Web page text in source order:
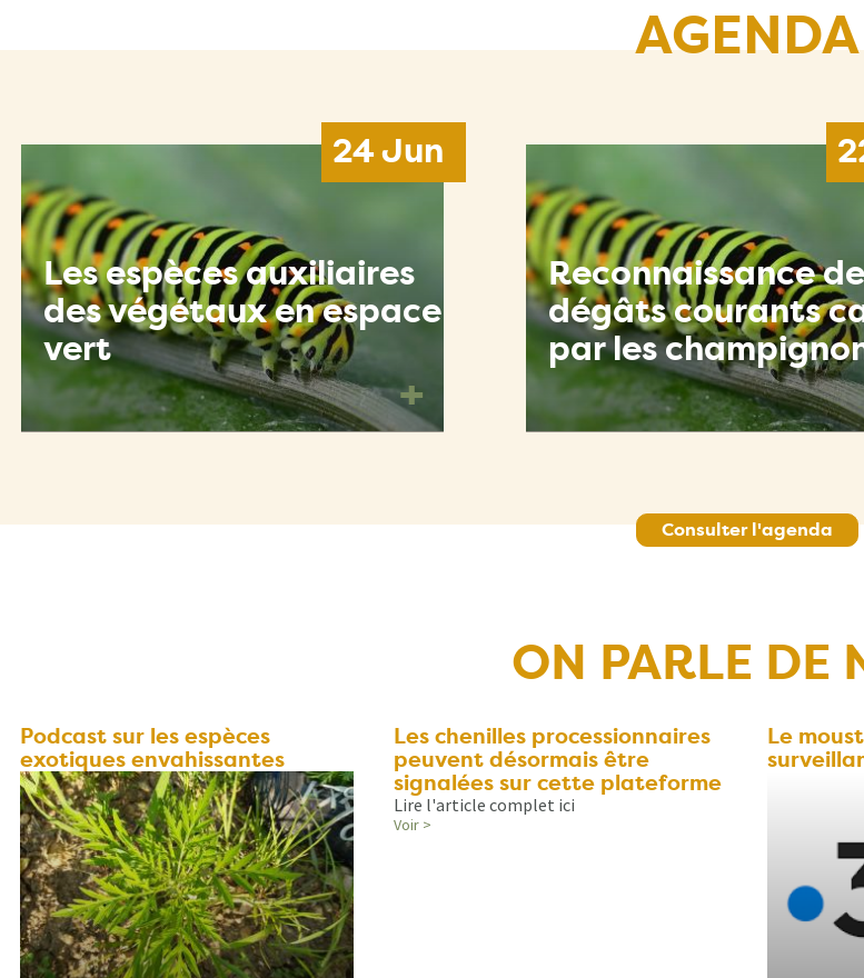
AGENDA
Les espèces auxiliaires
des végétaux en espace
vert
24 Jun
+
Reconnaissance
dégâts courants
par les
Consulter l'agenda
ON PARLE DE
Podcast sur les espèces
exotiques envahissantes
Les chenilles processionnaires
peuvent désormais être
signalées sur cette plateforme
Lire l'article complet ici
Voir >
Le